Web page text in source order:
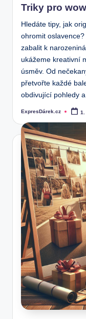
Triky pro
Hledáte tipy, jak
ohromit
zabalit k
ukážeme kreativní
úsměv. Od
přetvořte každé
obdivující pohledy
Posted
ExpresDárek.cz 1.